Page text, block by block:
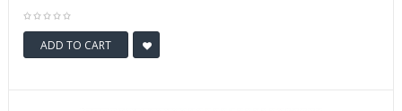
ADD TO CART